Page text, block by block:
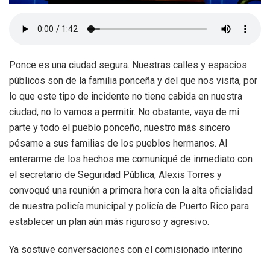
Ponce es una ciudad segura. Nuestras calles y espacios
públicos son de la familia ponceña y del que nos visita, por
lo que este tipo de incidente no tiene cabida en nuestra
ciudad, no lo vamos a permitir. No obstante, vaya de mi
parte y todo el pueblo ponceño, nuestro más sincero
pésame a sus familias de los pueblos hermanos. Al
enterarme de los hechos me comuniqué de inmediato con
el secretario de Seguridad Pública, Alexis Torres y
convoqué una reunión a primera hora con la alta oficialidad
de nuestra policía municipal y policía de Puerto Rico para
establecer un plan aún más riguroso y agresivo.
Ya sostuve conversaciones con el comisionado interino